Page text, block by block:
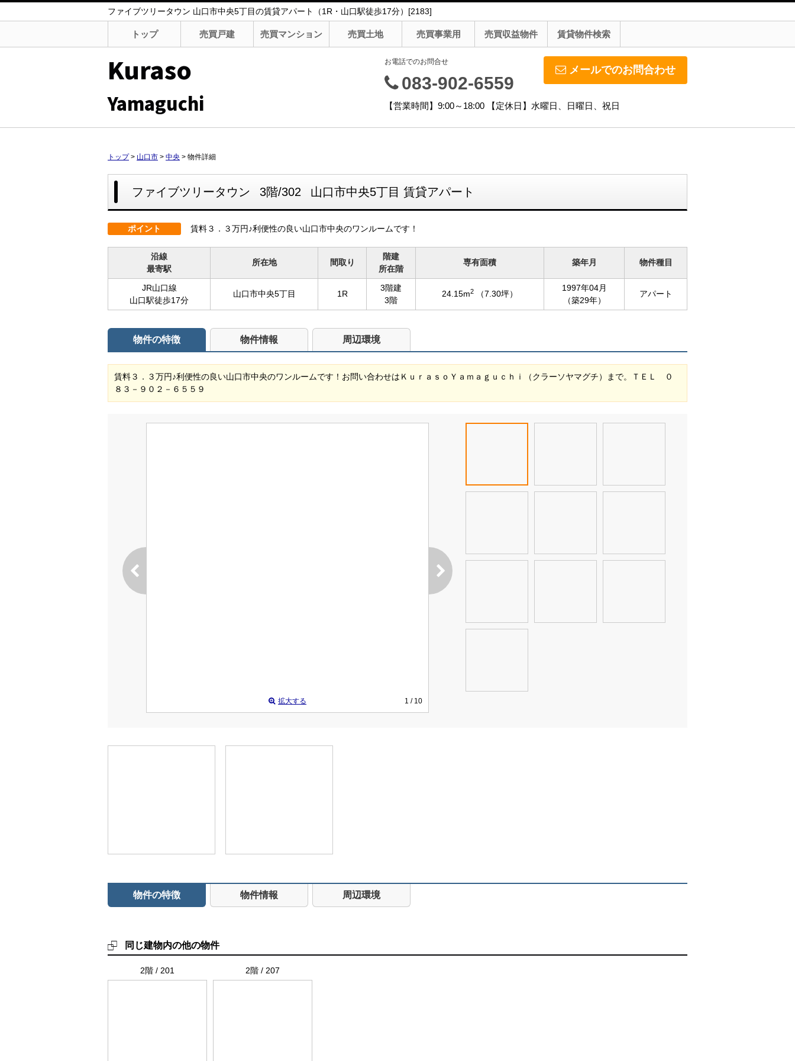
ファイブツリータウン 山口市中央5丁目の賃貸アパート（1R・山口駅徒歩17分）[2183]
トップ 売買戸建 売買マンション 売買土地 売買事業用 売買収益物件 賃貸物件検索
Kuraso
Yamaguchi
メールでのお問合わせ
お電話でのお問合せ
083-902-6559
【営業時間】9:00～18:00 【定休日】水曜日、日曜日、祝日
トップ> 山口市 > 中央 > 物件詳細
ファイブツリータウン 3階/302 山口市中央5丁目 賃貸アパート
ポイント 賃料３．３万円♪利便性の良い山口市中央のワンルームです！
沿線
最寄駅
所在地 間取り
階建
所在階
専有面積 築年月 物件種目
JR山口線
山口駅徒歩17分
山口市中央5丁目 1R
3階建
3階
24.15m2 （7.30坪）
1997年04月
（築29年）
アパート
物件の特徴 物件情報 周辺環境
賃料３．３万円♪利便性の良い山口市中央のワンルームです！お問い合わせはＫｕｒａｓｏＹａｍａｇｕｃｈｉ（クラーソヤマグチ）まで。ＴＥＬ ０
８３－９０２－６５５９
拡大する 1 / 10
物件の特徴 物件情報 周辺環境
同じ建物内の他の物件
2階 / 201 2階 / 207